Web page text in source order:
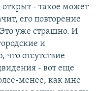
- такое может
его повторение
уже страшно. И
и
отсутствие
- вот еще
менее, как мне